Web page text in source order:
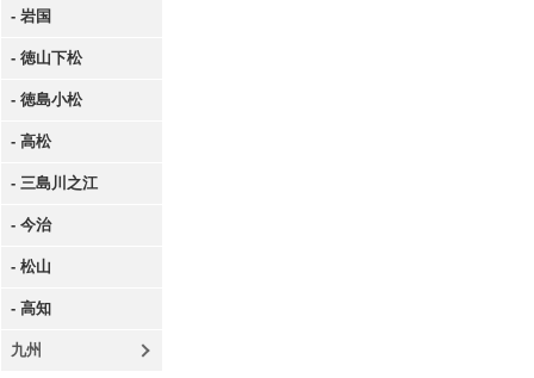
- 岩国
- 徳山下松
- 徳島小松
- 高松
- 三島川之江
- 今治
- 松山
- 高知
九州